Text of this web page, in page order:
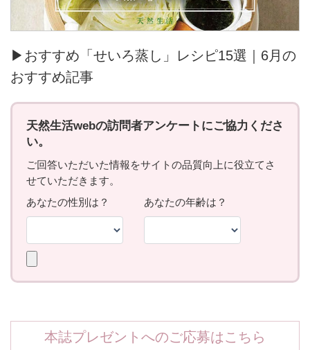
▶おすすめ「せいろ蒸し」レシピ15選｜6月の
おすすめ記事
本誌プレゼントへのご応募はこちら